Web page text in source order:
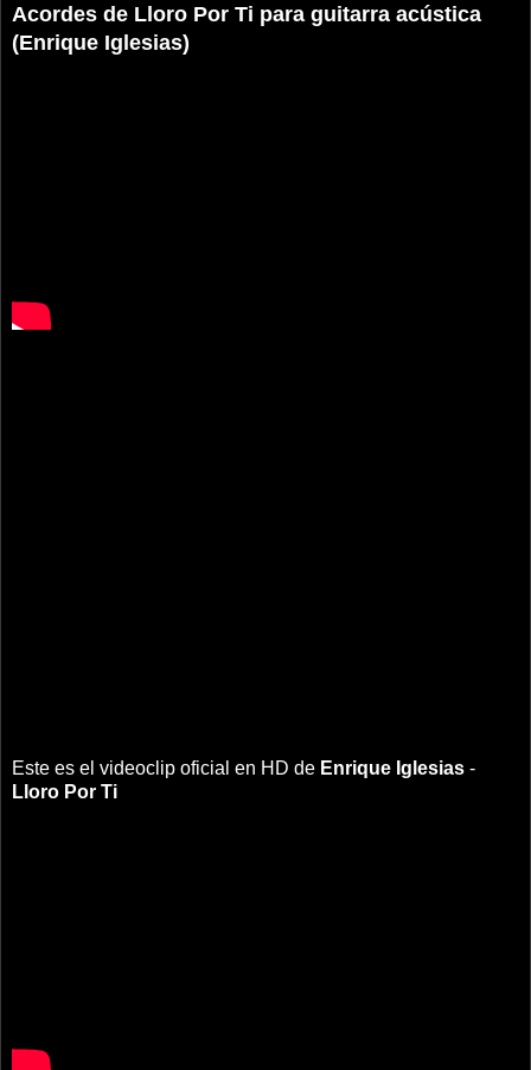
Acordes de Lloro Por Ti para guitarra acústica
(Enrique Iglesias)
Este es el videoclip oficial en HD de Enrique Iglesias -
Lloro Por Ti